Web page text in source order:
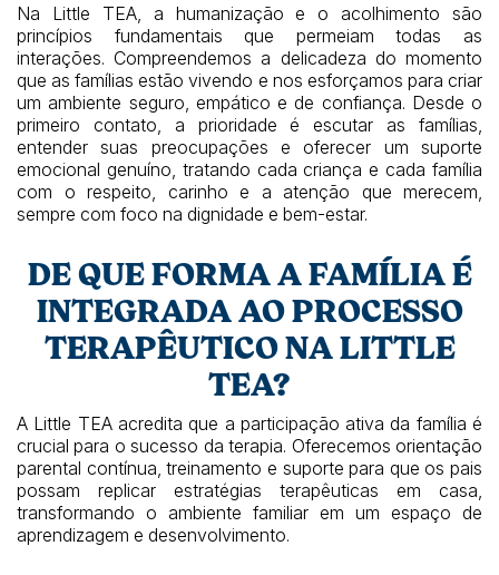
Na Little TEA, a humanização e o acolhimento são
princípios fundamentais que permeiam todas as
interações. Compreendemos a delicadeza do momento
que as famílias estão vivendo e nos esforçamos para criar
um ambiente seguro, empático e de confiança. Desde o
primeiro contato, a prioridade é escutar as famílias,
entender suas preocupações e oferecer um suporte
emocional genuíno, tratando cada criança e cada família
com o respeito, carinho e a atenção que merecem,
sempre com foco na dignidade e bem-estar.
DE QUE FORMA A FAMÍLIA É
INTEGRADA AO PROCESSO
TERAPÊUTICO NA LITTLE
TEA?
A Little TEA acredita que a participação ativa da família é
crucial para o sucesso da terapia. Oferecemos orientação
parental contínua, treinamento e suporte para que os pais
possam replicar estratégias terapêuticas em casa,
transformando o ambiente familiar em um espaço de
aprendizagem e desenvolvimento.